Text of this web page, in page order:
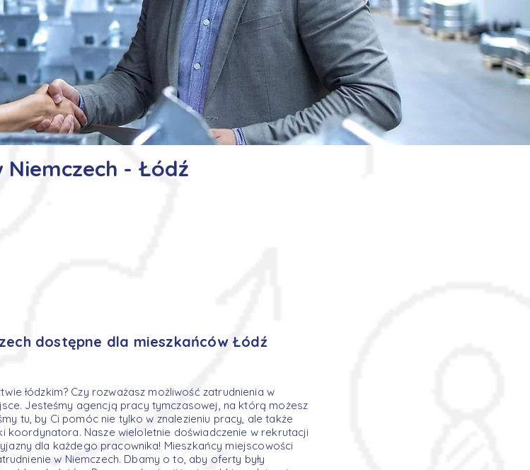
Niemczech - Łódź
dostępne dla mieszkańców Łódź
łódzkim? Czy rozważasz możliwość zatrudnienia w
Jesteśmy agencją pracy tymczasowej, na którą możesz
tu, by Ci pomóc nie tylko w znalezieniu pracy, ale także
koordynatora. Nasze wieloletnie doświadczenie w rekrutacji
dla każdego pracownika! Mieszkańcy miejscowości
w Niemczech. Dbamy o to, aby oferty były